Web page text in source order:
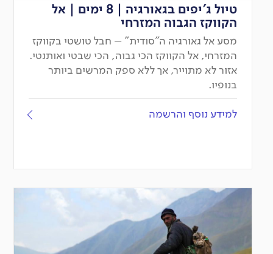
טיול ג'יפים בגאורגיה | 8 ימים | אל
הקווקז הגבוה המזרחי
מסע אל גאורגיה ה"סודית" – חבל טושטי בקווקז
המזרחי, אל הקווקז הכי גבוה, הכי שבטי ואותנטי.
אזור לא מתוייר, אך ללא ספק המרשים ביותר
בנופיו.
למידע נוסף והרשמה